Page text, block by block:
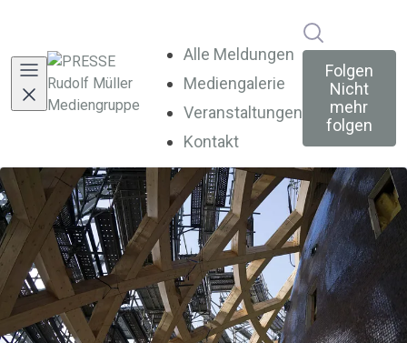
Alle Meldungen
Mediengalerie
Veranstaltungen
Kontakt
Folgen
Nicht
mehr
folgen